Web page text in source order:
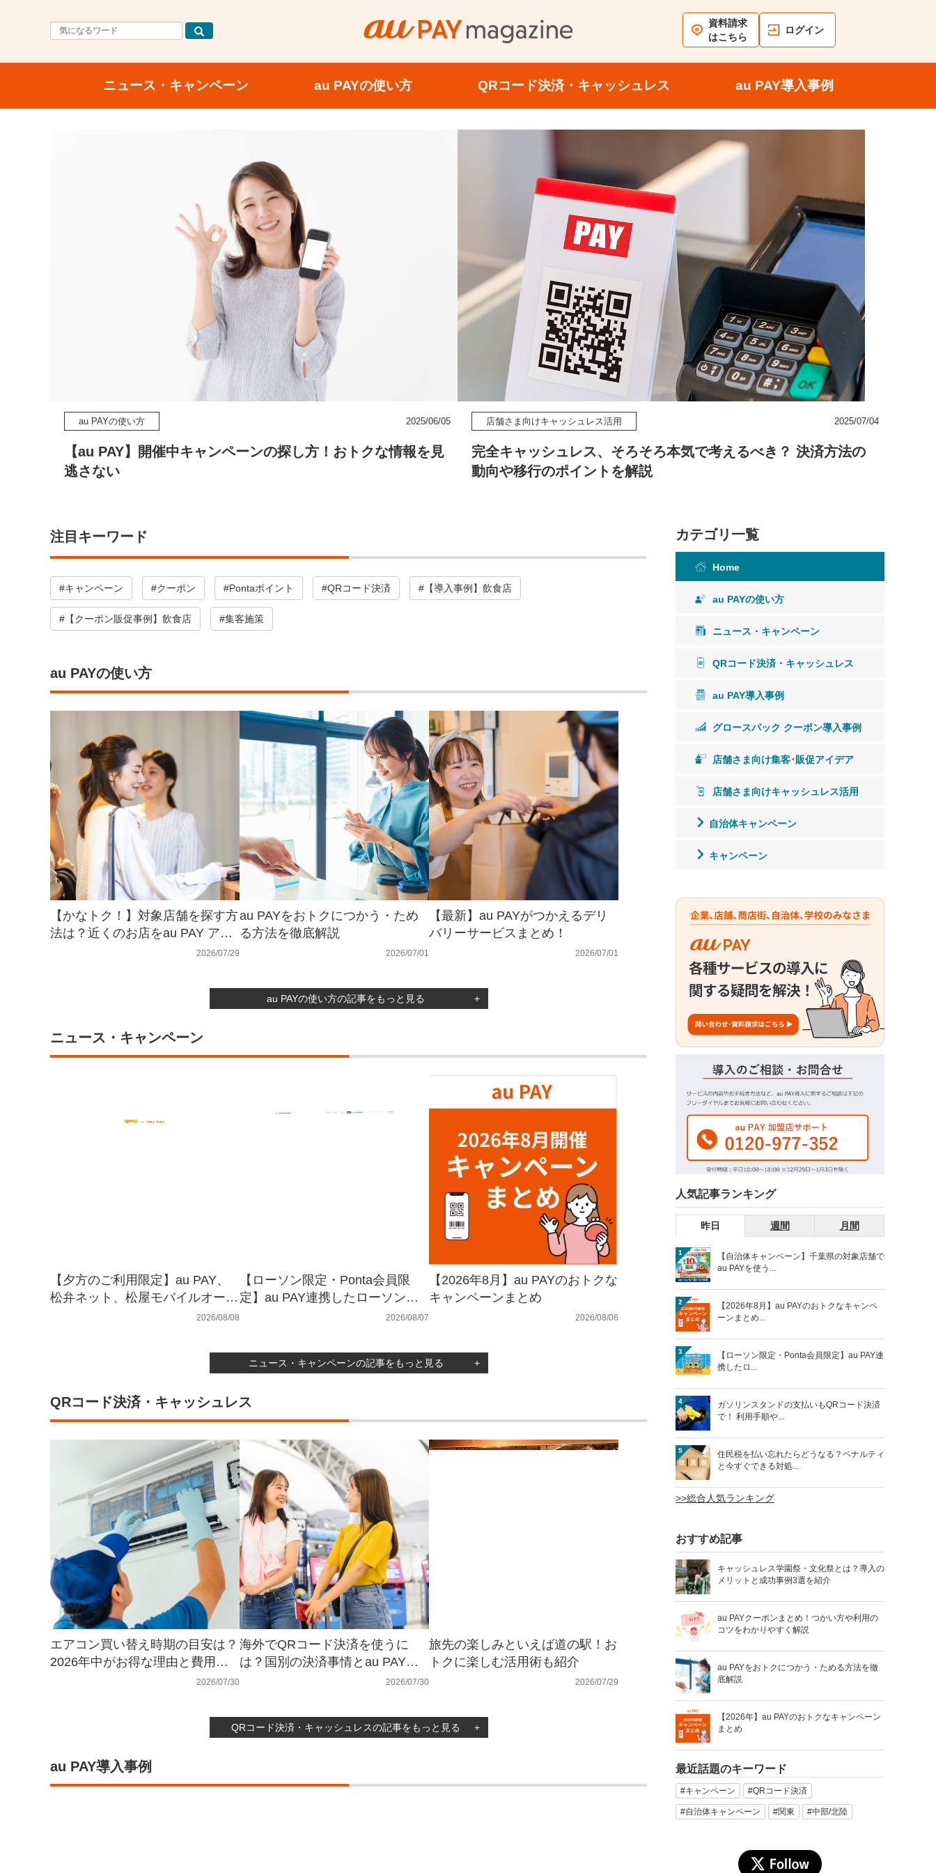
資料請求
はこちら
ログイン
ニュース・キャンペーン au PAYの使い方 QRコード決済・キャッシュレス au PAY導入事例
au PAYの使い方 2025/06/05
【au PAY】開催中キャンペーンの探し方！おトクな情報を見
逃さない
店舗さま向けキャッシュレス活用 2025/07/04
完全キャッシュレス、そろそろ本気で考えるべき？ 決済方法の
動向や移行のポイントを解説
注目キーワード
#キャンペーン #クーポン #Pontaポイント #QRコード決済 #【導入事例】飲食店
#【クーポン販促事例】飲食店 #集客施策
au PAYの使い方
【かなトク！】対象店舗を探す方
法は？近くのお店をau PAY アプ
2026/07/29
au PAYをおトクにつかう・ため
る方法を徹底解説
2026/07/01
【最新】au PAYがつかえるデリ
バリーサービスまとめ！
2026/07/01
au PAYの使い方の記事をもっと見る +
ニュース・キャンペーン
【夕方のご利用限定】au PAY、
松弁ネット、松屋モバイルオーダ
ー、松弁デリバリー、松屋ミニア
のPontaポイントを還元（2026年
2026/08/08
【ローソン限定・Ponta会員限
定】au PAY連携したローソンア
プリのau PAYバーコードから決
トを山分けでプレゼント
2026/08/07
【2026年8月】au PAYのおトクな
キャンペーンまとめ
2026/08/06
ニュース・キャンペーンの記事をもっと見る +
QRコード決済・キャッシュレス
エアコン買い替え時期の目安は？
2026年中がお得な理由と費用を
2026/07/30
海外でQRコード決済を使うに
は？国別の決済事情とau PAYの
2026/07/30
旅先の楽しみといえば道の駅！お
トクに楽しむ活用術も紹介
2026/07/29
QRコード決済・キャッシュレスの記事をもっと見る +
au PAY導入事例
カテゴリ一覧
Home
au PAYの使い方
ニュース・キャンペーン
QRコード決済・キャッシュレス
au PAY導入事例
グロースパック クーポン導入事例
店舗さま向け集客･販促アイデア
店舗さま向けキャッシュレス活用
自治体キャンペーン
キャンペーン
人気記事ランキング
昨日 週間 月間
1
【自治体キャンペーン】千葉県の対象店舗で
au PAYを使う...
2
【2026年8月】au PAYのおトクなキャンペ
ーンまとめ...
3
【ローソン限定・Ponta会員限定】au PAY連
携したロ...
4
ガソリンスタンドの支払いもQRコード決済
で！ 利用手順や...
5
住民税を払い忘れたらどうなる？ペナルティ
と今すぐできる対処...
>>総合人気ランキング
おすすめ記事
キャッシュレス学園祭・文化祭とは？導入の
メリットと成功事例3選を紹介
au PAYクーポンまとめ！つかい方や利用の
コツをわかりやすく解説
au PAYをおトクにつかう・ためる方法を徹
底解説
【2026年】au PAYのおトクなキャンペーン
まとめ
最近話題のキーワード
#キャンペーン #QRコード決済
#自治体キャンペーン #関東 #中部/北陸